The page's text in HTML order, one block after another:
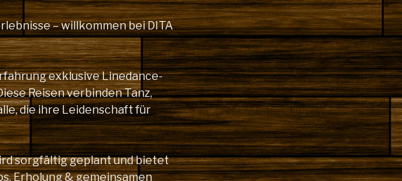
– willkommen bei DITA
exklusive Linedance-
Reisen verbinden Tanz,
die ihre Leidenschaft für
sorgfältig geplant und bietet
Erholung & gemeinsamen